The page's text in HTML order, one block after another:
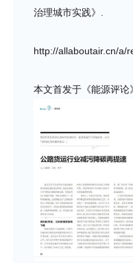
治理城市实践》.
http://allaboutair.cn/a/
本文首发于《能源评论